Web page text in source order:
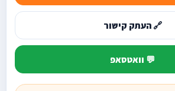
🔗 העתק קישור
💬 וואטסאפ